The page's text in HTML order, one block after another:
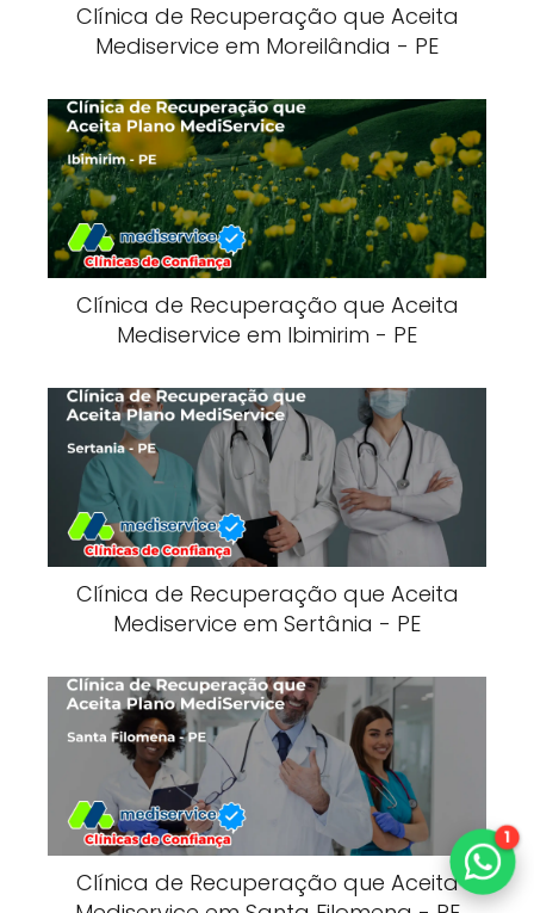
Clínica de Recuperação que Aceita
Mediservice em Moreilândia - PE
Clínica de Recuperação que Aceita
Mediservice em Ibimirim - PE
Clínica de Recuperação que Aceita
Mediservice em Sertânia - PE
Clínica de Recuperação que Aceita
1